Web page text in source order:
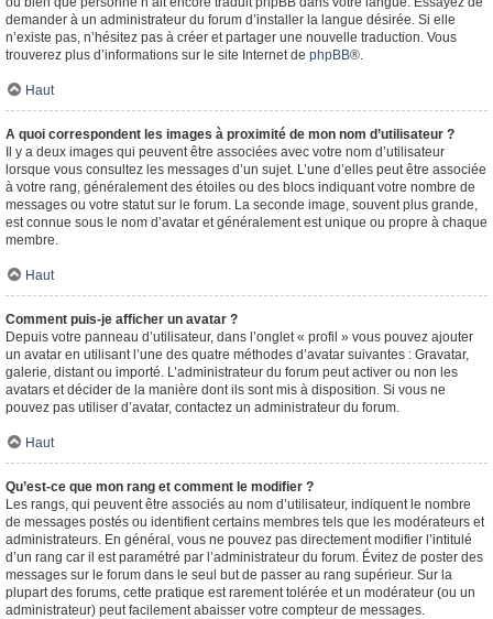
demander à un administrateur du forum d’installer la langue désirée. Si elle
n’existe pas, n’hésitez pas à créer et partager une nouvelle traduction. Vous
trouverez plus d’informations sur le site Internet de phpBB®.
Haut
A quoi correspondent les images à proximité de mon nom d’utilisateur ?
Il y a deux images qui peuvent être associées avec votre nom d’utilisateur
lorsque vous consultez les messages d’un sujet. L’une d’elles peut être associée
à votre rang, généralement des étoiles ou des blocs indiquant votre nombre de
messages ou votre statut sur le forum. La seconde image, souvent plus grande,
est connue sous le nom d’avatar et généralement est unique ou propre à chaque
membre.
Haut
Comment puis-je afficher un avatar ?
Depuis votre panneau d’utilisateur, dans l’onglet « profil » vous pouvez ajouter
un avatar en utilisant l’une des quatre méthodes d’avatar suivantes : Gravatar,
galerie, distant ou importé. L’administrateur du forum peut activer ou non les
avatars et décider de la manière dont ils sont mis à disposition. Si vous ne
pouvez pas utiliser d’avatar, contactez un administrateur du forum.
Haut
Qu’est-ce que mon rang et comment le modifier ?
Les rangs, qui peuvent être associés au nom d’utilisateur, indiquent le nombre
de messages postés ou identifient certains membres tels que les modérateurs et
administrateurs. En général, vous ne pouvez pas directement modifier l’intitulé
d’un rang car il est paramétré par l’administrateur du forum. Évitez de poster des
messages sur le forum dans le seul but de passer au rang supérieur. Sur la
plupart des forums, cette pratique est rarement tolérée et un modérateur (ou un
administrateur) peut facilement abaisser votre compteur de messages.